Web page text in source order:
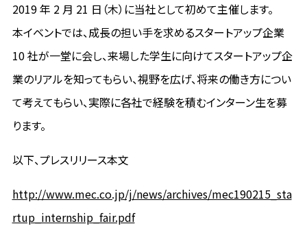
2019 年 2 月 21 日（木）に当社として初めて主催します。
本イベントでは、成長の担い手を求めるスタートアップ企業
10 社が一堂に会し、来場した学生に向けてスタートアップ企
業のリアルを知ってもらい、視野を広げ、将来の働き方につい
て考えてもらい、実際に各社で経験を積むインターン生を募
ります。
以下、プレスリリース本文
http://www.mec.co.jp/j/news/archives/mec190215_sta
rtup_internship_fair.pdf